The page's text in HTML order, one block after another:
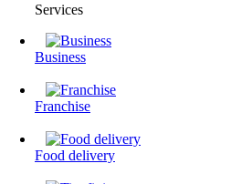
Services
Business
Franchise
Food delivery